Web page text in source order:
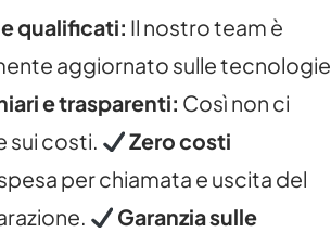
qualificati: Il nostro team è
aggiornato sulle tecnologie
e trasparenti: Così non ci
sui costi.
Zero costi
per chiamata e uscita del
Garanzia sulle